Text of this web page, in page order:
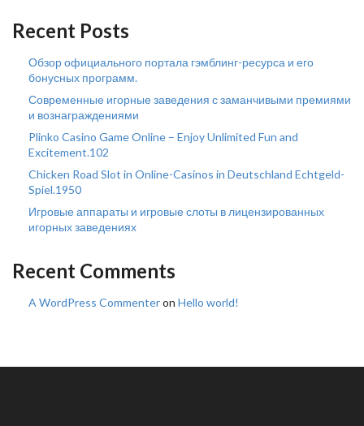
Recent Posts
Обзор официального портала гэмблинг-ресурса и его
бонусных программ.
Современные игорные заведения с заманчивыми премиями
и вознаграждениями
Plinko Casino Game Online – Enjoy Unlimited Fun and
Excitement.102
Chicken Road Slot in Online-Casinos in Deutschland Echtgeld-
Spiel.1950
Игровые аппараты и игровые слоты в лицензированных
игорных заведениях
Recent Comments
A WordPress Commenteron Hello world!